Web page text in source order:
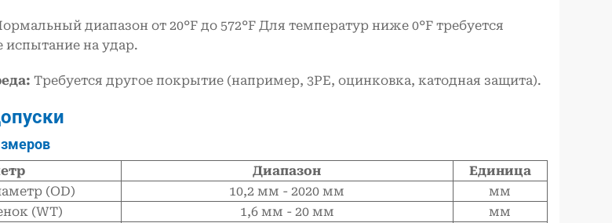
диапазон от 20°F до 572°F Для температур ниже 0°F требуется
испытание на удар.
Требуется другое покрытие (например, 3PE, оцинковка, катодная защита).
Диапазон
Единица
(OD)
10,2 мм - 2020 мм
мм
(WT)
1,6 мм - 20 мм
мм